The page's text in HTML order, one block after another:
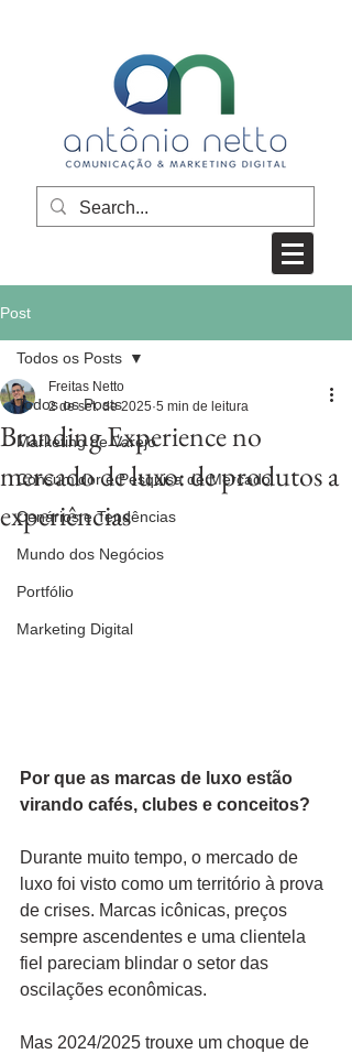
Post
Todos os Posts
Marketing de Varejo
Consumidor e Pesquisa de Mercado
Cenários e Tendências
Mundo dos Negócios
Portfólio
Marketing Digital
Todos os Posts
Branding Experience no
mercado de luxo: de produtos a
experiências
Freitas Netto
2 de set. de 2025 5 min de leitura
Por que as marcas de luxo estão
virando cafés, clubes e conceitos?
Durante muito tempo, o mercado de
luxo foi visto como um território à prova
de crises. Marcas icônicas, preços
sempre ascendentes e uma clientela
fiel pareciam blindar o setor das
oscilações econômicas.
Mas 2024/2025 trouxe um choque de